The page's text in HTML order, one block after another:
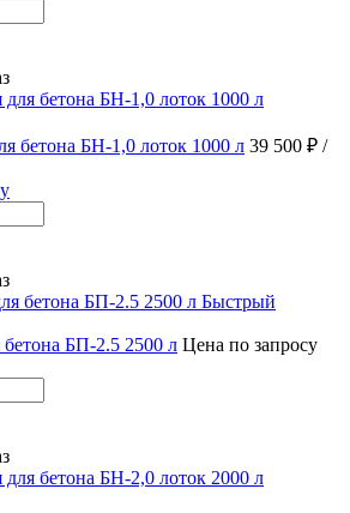
бетона БН-1,0 лоток 1000 л 39 500 ₽ /
Быстрый
бетона БП-2.5 2500 л Цена по запросу